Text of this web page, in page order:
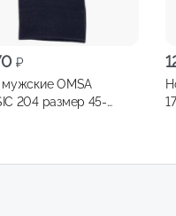
₽
мужские OMSA
204 размер 45-